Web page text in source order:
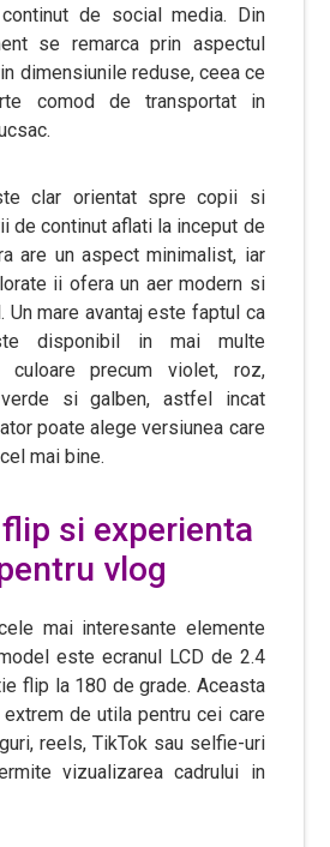
de social media. Din
se remarca prin aspectul
dimensiunile reduse, ceea ce
comod de transportat in
clar orientat spre copii si
de continut aflati la inceput de
are un aspect minimalist, iar
ii ofera un aer modern si
Un mare avantaj este faptul ca
disponibil in mai multe
culoare precum violet, roz,
si galben, astfel incat
poate alege versiunea care
mai bine.
si experienta
vlog
mai interesante elemente
este ecranul LCD de 2.4
flip la 180 de grade. Aceasta
de utila pentru cei care
reels, TikTok sau selfie-uri
vizualizarea cadrului in